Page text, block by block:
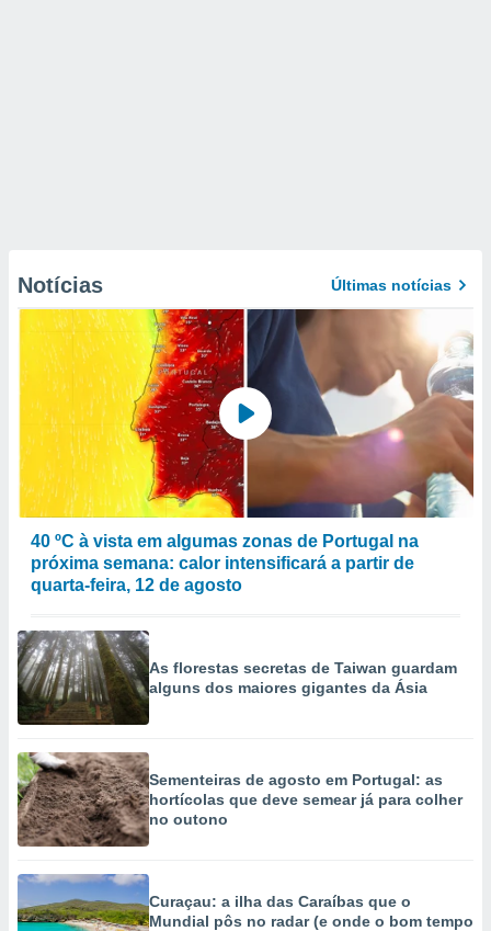
Notícias Últimas notícias
40 ºC à vista em algumas zonas de Portugal na
próxima semana: calor intensificará a partir de
quarta-feira, 12 de agosto
As florestas secretas de Taiwan guardam
alguns dos maiores gigantes da Ásia
Sementeiras de agosto em Portugal: as
hortícolas que deve semear já para colher
no outono
Curaçau: a ilha das Caraíbas que o
Mundial pôs no radar (e onde o bom tempo